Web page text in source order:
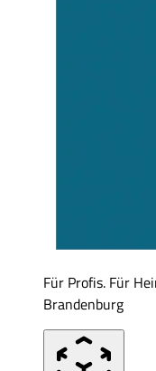
Für Profis. Für
Brandenburg